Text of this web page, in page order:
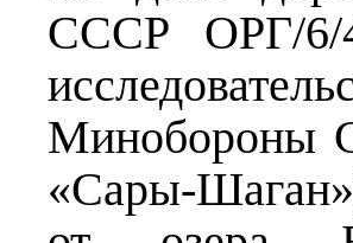
СССР ОРГ/6/
Минобороны
«Сары-